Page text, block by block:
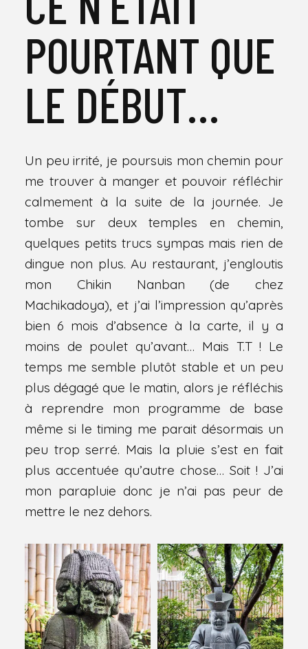
POURTANT QUE
LE DÉBUT…
Un peu irrité, je poursuis mon chemin pour
me trouver à manger et pouvoir réfléchir
calmement à la suite de la journée. Je
tombe sur deux temples en chemin,
quelques petits trucs sympas mais rien de
dingue non plus. Au restaurant, j’engloutis
mon Chikin Nanban (de chez
Machikadoya), et j’ai l’impression qu’après
bien 6 mois d’absence à la carte, il y a
moins de poulet qu’avant… Mais T.T ! Le
temps me semble plutôt stable et un peu
plus dégagé que le matin, alors je réfléchis
à reprendre mon programme de base
même si le timing me parait désormais un
peu trop serré. Mais la pluie s’est en fait
plus accentuée qu’autre chose… Soit ! J’ai
mon parapluie donc je n’ai pas peur de
mettre le nez dehors.